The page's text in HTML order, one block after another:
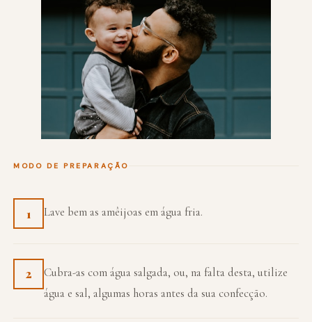
MODO DE PREPARAÇÃO
1 Lave bem as amêijoas em água fria.
2
Cubra-as com água salgada, ou, na falta desta, utilize
água e sal, algumas horas antes da sua confecção.